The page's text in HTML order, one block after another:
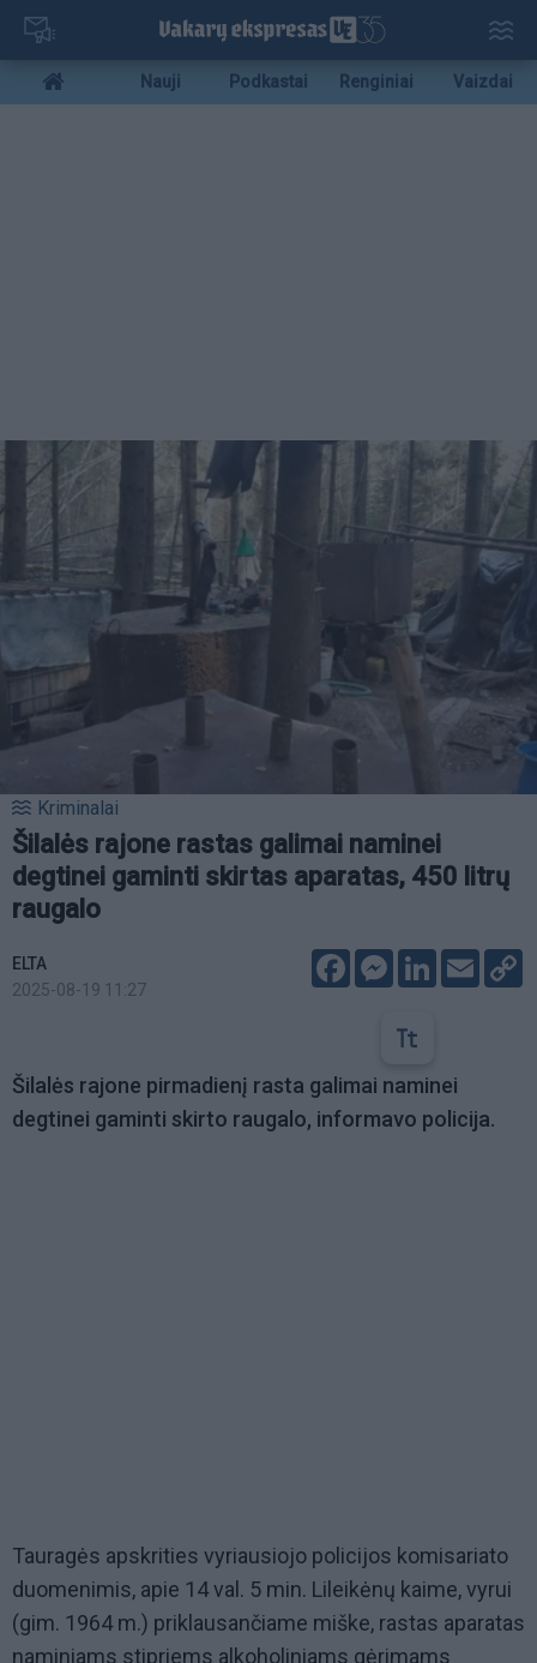
Pereiti
pagrindinį
turinį
Mobile
menu
Nauji Podkastai Renginiai Vaizdai
Kriminalai
Šilalės rajone rastas galimai naminei
degtinei gaminti skirtas aparatas, 450 litrų
raugalo
ELTA
2025-08-19 11:27
FacebookMessenger
LinkedIn
Email
Šilalės rajone pirmadienį rasta galimai naminei
degtinei gaminti skirto raugalo, informavo policija.
Tauragės apskrities vyriausiojo policijos komisariato
duomenimis, apie 14 val. 5 min. Lileikėnų kaime, vyrui
(gim. 1964 m.) priklausančiame miške, rastas aparatas
naminiams stipriems alkoholiniams gėrimams